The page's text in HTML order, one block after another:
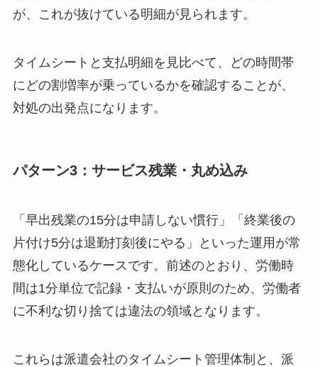
が、これが抜けている明細が見られます。
タイムシートと支払明細を見比べて、どの時間帯
にどの割増率が乗っているかを確認することが、
対処の出発点になります。
パターン3：サービス残業・丸め込み
「早出残業の15分は申請しない慣行」「終業後の
片付け5分は退勤打刻後にやる」といった運用が常
態化しているケースです。前述のとおり、労働時
間は1分単位で記録・支払いが原則のため、労働者
に不利な切り捨ては違法の領域となります。
これらは派遣会社のタイムシート管理体制と、派